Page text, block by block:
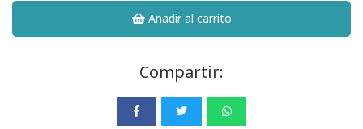
Añadir al carrito
Compartir: